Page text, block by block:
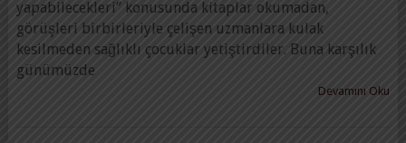
yapabilecekleri” konusunda kitaplar okumadan,
görüşleri birbirleriyle çelişen uzmanlara kulak
kesilmeden sağlıklı çocuklar yetiştirdiler. Buna karşılık
günümüzde
Devamını Oku